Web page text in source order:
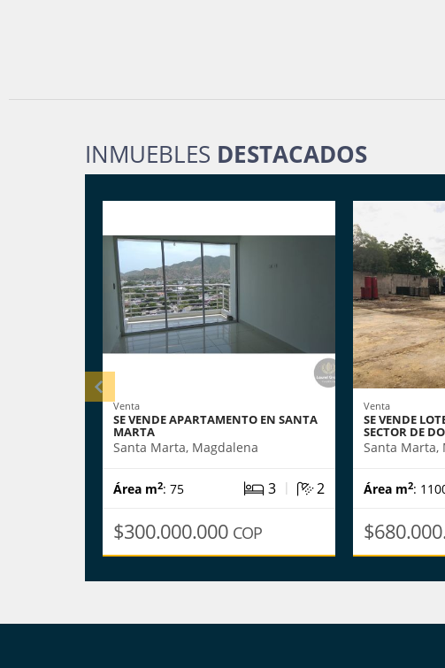
INMUEBLES DESTACADOS
Venta
SE VENDE APARTAMENTO EN SANTA
MARTA
Santa Marta, Magdalena
Área m2: 75 3 | 2
$300.000.000 COP
Venta
SE VENDE
SECTOR DE
Santa Marta,
Área m2: